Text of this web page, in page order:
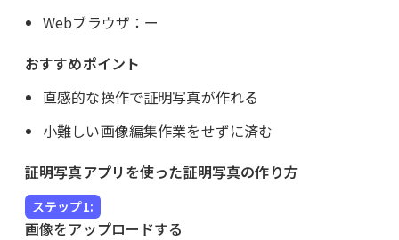
Webブラウザ：ー
おすすめポイント
直感的な操作で証明写真が作れる
小難しい画像編集作業をせずに済む
証明写真アプリを使った証明写真の作り方
ステップ1:
画像をアップロードする